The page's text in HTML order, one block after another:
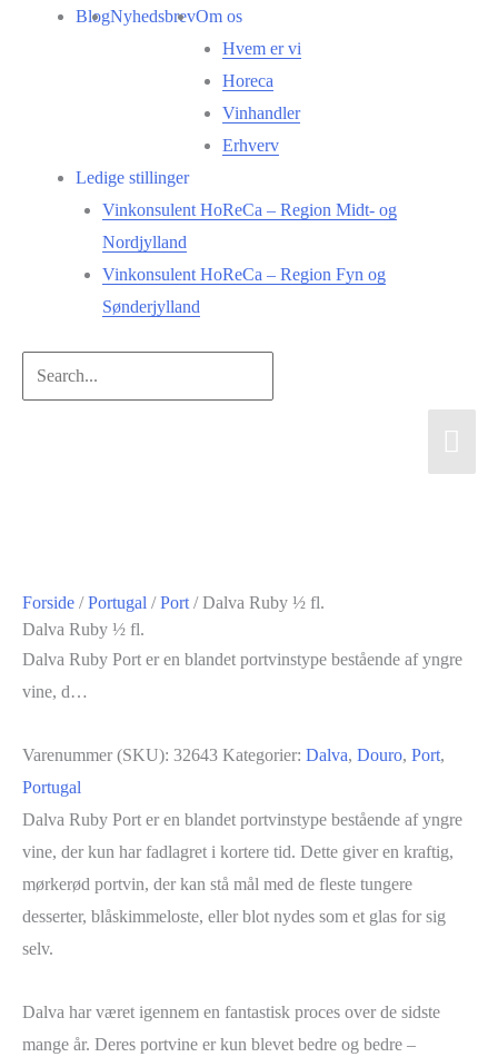
BlogNyhedsbrevOm os
Hvem er vi
Horeca
Vinhandler
Erhverv
Ledige stillinger
Vinkonsulent HoReCa – Region Midt- og
Nordjylland
Vinkonsulent HoReCa – Region Fyn og
Sønderjylland
Search...
Forside /Portugal /Port / Dalva Ruby ½ fl.
Dalva Ruby ½ fl.
Dalva Ruby Port er en blandet portvinstype bestående af yngre
vine, d…
Varenummer (SKU): 32643 Kategorier: Dalva, Douro, Port,
Portugal
Dalva Ruby Port er en blandet portvinstype bestående af yngre
vine, der kun har fadlagret i kortere tid. Dette giver en kraftig,
mørkerød portvin, der kan stå mål med de fleste tungere
desserter, blåskimmeloste, eller blot nydes som et glas for sig
selv.
Dalva har været igennem en fantastisk proces over de sidste
mange år. Deres portvine er kun blevet bedre og bedre –